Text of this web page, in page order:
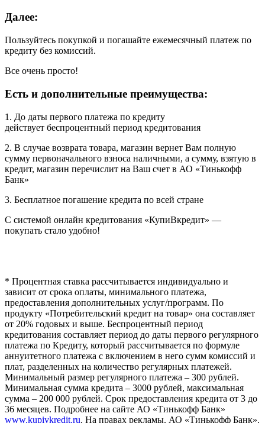
Далее:
Пользуйтесь покупкой и погашайте ежемесячный платеж по
кредиту без комиссий.
Все очень просто!
Есть и дополнительные преимущества:
1. До даты первого платежа по кредиту
действует беспроцентный период кредитования
2. В случае возврата товара, магазин вернет Вам полную
сумму первоначального взноса наличными, а сумму, взятую в
кредит, магазин перечислит на Ваш счет в АО «Тинькофф
Банк»
3. Бесплатное погашение кредита по всей стране
С системой онлайн кредитования «КупиВкредит» —
покупать стало удобно!
* Процентная ставка рассчитывается индивидуально и
зависит от срока оплаты, минимального платежа,
предоставления дополнительных услуг/программ. По
продукту «Потребительский кредит на товар» она составляет
от 20% годовых и выше. Беспроцентный период
кредитования составляет период до даты первого регулярного
платежа по Кредиту, который рассчитывается по формуле
аннуитетного платежа с включением в него сумм комиссий и
плат, разделенных на количество регулярных платежей.
Минимальный размер регулярного платежа – 300 рублей.
Минимальная сумма кредита – 3000 рублей, максимальная
сумма – 200 000 рублей. Срок предоставления кредита от 3 до
36 месяцев. Подробнее на сайте АО «Тинькофф Банк»
www.kupivkredit.ru. На правах рекламы. АО «Тинькофф Банк».